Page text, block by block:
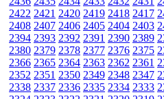
2422 2421 2420 2419 2418 2417
2408 2407 2406 2405 2404 2403
2394 2393 2392 2391 2390 2389
2380 2379 2378 2377 2376 2375
2366 2365 2364 2363 2362 2361
2352 2351 2350 2349 2348 2347
2338 2337 2336 2335 2334 2333